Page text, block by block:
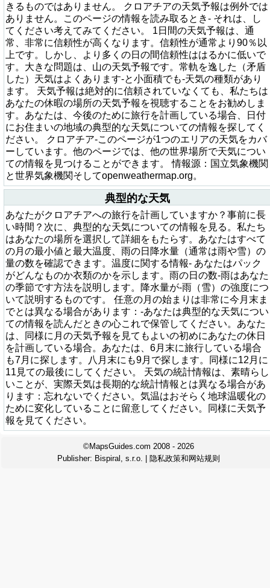
きるものではありません。 クロアチアの天気予報は例外では
ありません。このページの情報を読み取るとき- それは、し
てください考えてみてください。 1日間の天気予報は、通
常、非常に信頼性が高くなります。信頼性が通常より90％以
上です。しかし、より多くの日の間信頼性ははるかに低いで
す。大きな問題は、山の天気予報です。常軌を逸した（矛盾
した）天気はよくあります-と小面積でも-天気の種類があり
ます。 天気予報は絶対的に信頼されていなくても、私たちは
あなたの休暇の場所の天気予報を視聴することをお勧めしま
す。あなたは、今後のために旅行を計画している場合、日付
にお住まいの地域の典型的な天気についての情報を探してく
ださい。 クロアチア-このページが1つのエリアの天気をカバ
ーしています。他のページでは、他の世界場所で天気につい
ての情報を見つけることができます。 情報源：国立気象機関
と世界気象機関そしてopenweathermap.org。
典型的な天気
あなたがクロアチアへの旅行を計画していますか？事前に長
い時間？次に、典型的な天気についての情報を見る。私たち
はあなたの場所を選択して詳細をもたらす。あなたはすべて
の月の最小値と最大温度、雨の日降水量（通常は雨や雪）の
量の数を確認できます。温度に関する情報- あなたはパック
がどんなものか衣類のかを示します。雨の日の数-雨はあなた
の季節です方法を説明します。降水量が-雨（雪）の強度につ
いて説明するものです。 任意の月の始まりは非常に今月末ま
でとは異なる場合があります：-あなたは典型的な天気につい
ての情報を読んだときの心これで保管してください。あなた
は、同様に月の天気予報を見てもよいの初めにあなたの休日
を計画している場合。あなたは、6月末に旅行している場合
も7月に探します。八月末にも9月で探します。同様に12月に
11見ての最後にしてください。 天気の統計情報は、素晴らし
いことが、実際天気は長期的な統計情報とは異なる場合があ
ります：忘れないでください。気温はおそらく地球温暖化の
ために変化していることに留意してください。同様に天気予
報を見てください。
©MapsGuides.com 2008 - 2026
Publisher: Bispiral, s.r.o. 隐私政策和网站规则